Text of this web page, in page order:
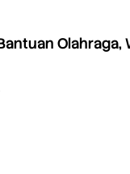
Olahraga,